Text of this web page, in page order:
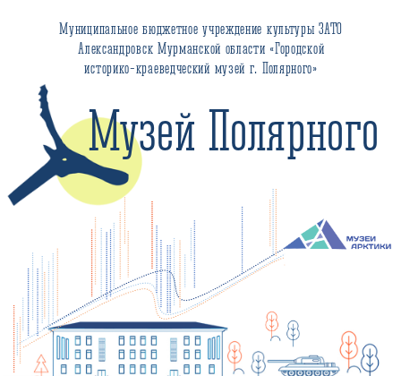
Муниципальное бюджетное учреждение культуры ЗАТО
Александровск Мурманской области «Городской
историко-краеведческий музей г. Полярного»